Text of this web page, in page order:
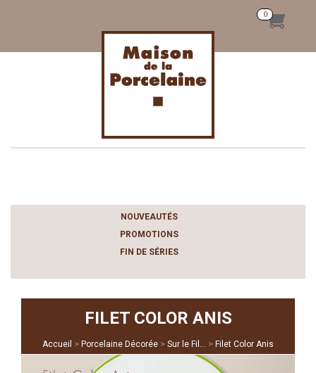
NOUVEAUTÉS
PROMOTIONS
FIN DE SÉRIES
FILET COLOR ANIS
Accueil > Porcelaine Décorée > Sur le Fil... > Filet Color Anis